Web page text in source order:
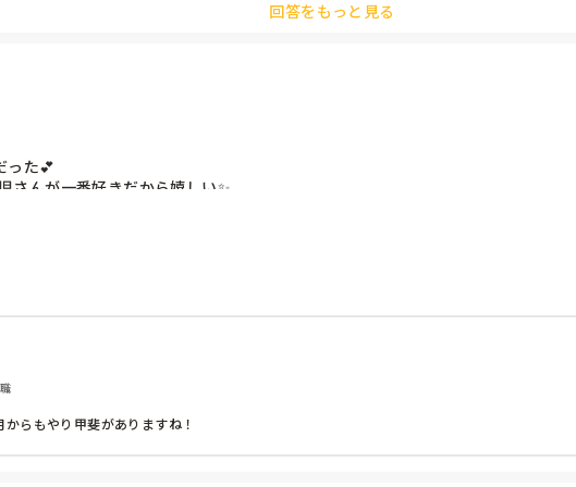
回答をもっと見る
った💕
さんが一番好きだから嬉しい✨️
らもやり甲斐がありますね！